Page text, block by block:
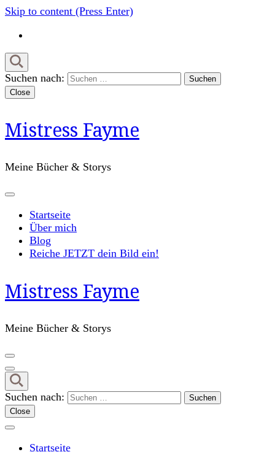
Skip to content (Press Enter)
Suchen nach:
Close
Mistress Fayme
Meine Bücher & Storys
Startseite
Über mich
Blog
Reiche JETZT dein Bild ein!
Mistress Fayme
Meine Bücher & Storys
Suchen nach:
Close
Startseite